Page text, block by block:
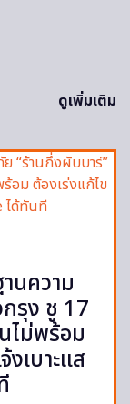
ดูเพิ่มเติม
นความ
รุง ชู 17
ไม่พร้อม
เบาะแส